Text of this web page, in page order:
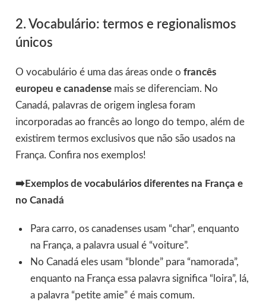
2. Vocabulário: termos e regionalismos
únicos
O vocabulário é uma das áreas onde o francês
europeu e canadensemais se diferenciam. No
Canadá, palavras de origem inglesa foram
incorporadas ao francês ao longo do tempo, além de
existirem termos exclusivos que não são usados na
França. Confira nos exemplos!
➡️Exemplos de vocabulários diferentes na França e
no Canadá
Para carro, os canadenses usam “char”, enquanto
na França, a palavra usual é “voiture”.
No Canadá eles usam “blonde” para “namorada”,
enquanto na França essa palavra significa “loira”, lá,
a palavra “petite amie” é mais comum.